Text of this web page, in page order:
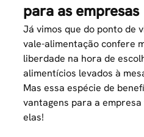
para as empresas
Já vimos que do ponto de
vale-alimentação confere
liberdade na hora de
alimentícios levados à
Mas essa espécie de
vantagens para a
elas!